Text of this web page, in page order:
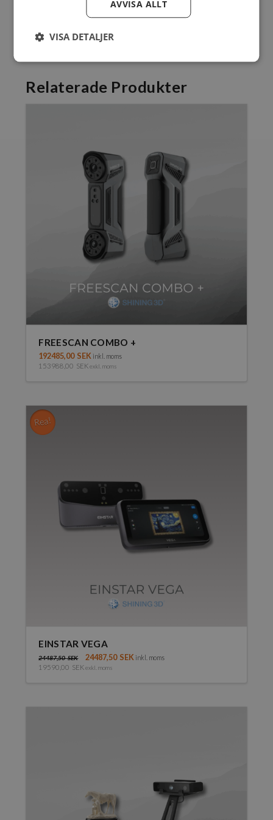
RGB
Relaterade Produkter
FREESCAN COMBO +
192485,00 SEK inkl. moms
153988,00 SEK exkl. moms
har
flera
produktsidan
Rea!
EINSTAR VEGA
24487,50SEK 24487,50 SEK inkl. moms
19590,00 SEK exkl. moms
AVVISA ALLT
VISA DETALJER